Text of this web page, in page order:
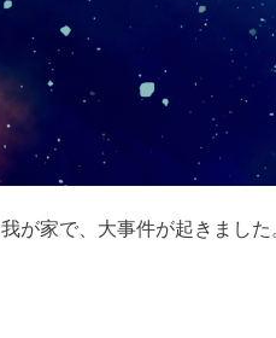
が家で、大事件が起きました